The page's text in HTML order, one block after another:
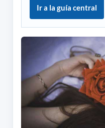
Ir a la guía central